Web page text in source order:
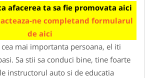
afacerea ta sa fie promovata aici
ne completand formularul
de aici
mai importanta persoana, el iti
Sa stii sa conduci bine, tine foarte
instructorul auto si de educatia